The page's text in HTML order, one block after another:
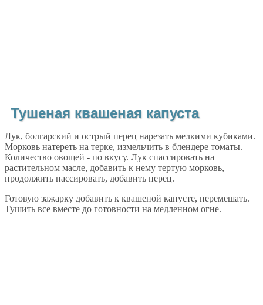
Тушеная квашеная капуста
Лук, болгарский и острый перец нарезать мелкими кубиками.
Морковь натереть на терке, измельчить в блендере томаты.
Количество овощей - по вкусу. Лук спассировать на
растительном масле, добавить к нему тертую морковь,
продолжить пассировать, добавить перец.
Готовую зажарку добавить к квашеной капусте, перемешать.
Тушить все вместе до готовности на медленном огне.